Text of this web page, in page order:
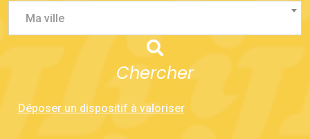
Ma ville
Chercher
Déposer un dispositif à valoriser